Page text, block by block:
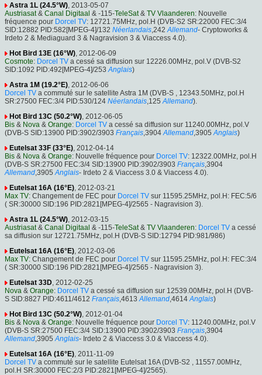
Astra 1L (24.5°W), 2013-05-07
Austriasat& Canal Digitaal & -115-TeleSat& TV Vlaanderen: Nouvelle
fréquence pour Dorcel TV: 12721.75MHz, pol.H (DVB-S2 SR:22000 FEC:3/4
SID:12882 PID:582[MPEG-4]/132 Néerlandais,242 Allemand- Cryptoworks &
Irdeto 2 & Mediaguard 3 & Nagravision 3 & Viaccess 4.0).
Hot Bird 13E (16°W), 2012-06-09
Cosmote: Dorcel TV a cessé sa diffusion sur 12226.00MHz, pol.V (DVB-S2
SID:1092 PID:492[MPEG-4]/253 Anglais)
Astra 1M (19.2°E), 2012-06-06
Dorcel TV a commuté sur le satellite Astra 1M (DVB-S , 12343.50MHz, pol.H
SR:27500 FEC:3/4 PID:530/124 Néerlandais,125 Allemand).
Hot Bird 13C (50.2°W), 2012-06-05
Bis & Nova & Orange: Dorcel TV a cessé sa diffusion sur 11240.00MHz, pol.V
(DVB-S SID:13900 PID:3902/3903 Français,3904 Allemand,3905 Anglais)
Eutelsat 33F (33°E), 2012-04-14
Bis & Nova & Orange: Nouvelle fréquence pour Dorcel TV: 12322.00MHz, pol.H
(DVB-S SR:27500 FEC:3/4 SID:13900 PID:3902/3903 Français,3904
Allemand,3905 Anglais- Irdeto 2 & Viaccess 3.0 & Viaccess 4.0).
Eutelsat 16A (16°E), 2012-03-21
Max TV: Changement de FEC pour Dorcel TV sur 11595.25MHz, pol.H: FEC:5/6
( SR:30000 SID:196 PID:2821[MPEG-4]/2565 - Nagravision 3).
Astra 1L (24.5°W), 2012-03-15
Austriasat& Canal Digitaal & -115-TeleSat& TV Vlaanderen: Dorcel TV a cessé
sa diffusion sur 12721.75MHz, pol.H (DVB-S SID:12794 PID:981/986)
Eutelsat 16A (16°E), 2012-03-06
Max TV: Changement de FEC pour Dorcel TV sur 11595.25MHz, pol.H: FEC:3/4
( SR:30000 SID:196 PID:2821[MPEG-4]/2565 - Nagravision 3).
Eutelsat 33D, 2012-02-25
Nova & Orange: Dorcel TV a cessé sa diffusion sur 12539.00MHz, pol.H (DVB-
S SID:8827 PID:4611/4612 Français,4613 Allemand,4614 Anglais)
Hot Bird 13C (50.2°W), 2012-01-04
Bis & Nova & Orange: Nouvelle fréquence pour Dorcel TV: 11240.00MHz, pol.V
(DVB-S SR:27500 FEC:3/4 SID:13900 PID:3902/3903 Français,3904
Allemand,3905 Anglais- Irdeto 2 & Viaccess 3.0 & Viaccess 4.0).
Eutelsat 16A (16°E), 2011-11-09
Dorcel TV a commuté sur le satellite Eutelsat 16A (DVB-S2 , 11557.00MHz,
pol.H SR:30000 FEC:2/3 PID:2821[MPEG-4]/2565).